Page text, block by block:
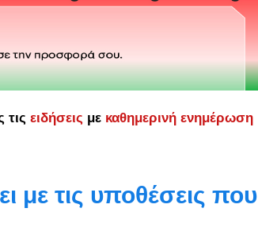
τις ειδήσεις με καθημερινή ενημέρωση
με τις υποθέσεις που